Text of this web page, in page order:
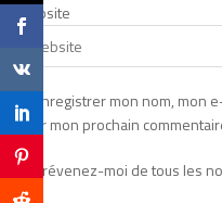
Website
Enregistrer mon nom, mon
pour mon prochain
Prévenez-moi de tous les